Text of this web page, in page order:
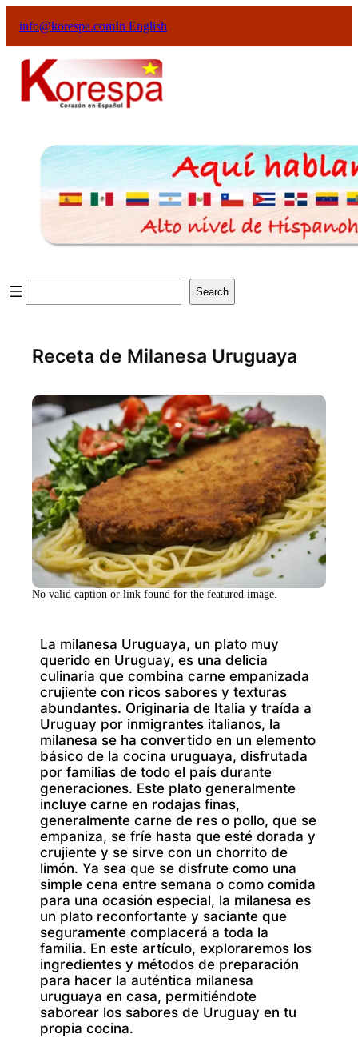
info@korespa.comIn English
Search
Receta de Milanesa Uruguaya
No valid caption or link found for the featured image.
La milanesa Uruguaya, un plato muy
querido en Uruguay, es una delicia
culinaria que combina carne empanizada
crujiente con ricos sabores y texturas
abundantes. Originaria de Italia y traída a
Uruguay por inmigrantes italianos, la
milanesa se ha convertido en un elemento
básico de la cocina uruguaya, disfrutada
por familias de todo el país durante
generaciones. Este plato generalmente
incluye carne en rodajas finas,
generalmente carne de res o pollo, que se
empaniza, se fríe hasta que esté dorada y
crujiente y se sirve con un chorrito de
limón. Ya sea que se disfrute como una
simple cena entre semana o como comida
para una ocasión especial, la milanesa es
un plato reconfortante y saciante que
seguramente complacerá a toda la
familia. En este artículo, exploraremos los
ingredientes y métodos de preparación
para hacer la auténtica milanesa
uruguaya en casa, permitiéndote
saborear los sabores de Uruguay en tu
propia cocina.